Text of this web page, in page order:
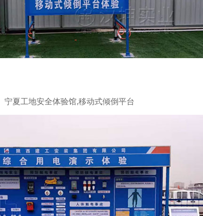
宁夏工地安全体验馆,移动式倾倒平台